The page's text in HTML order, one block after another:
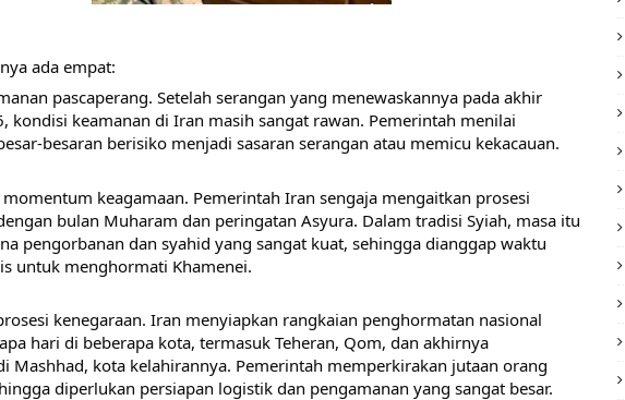
ada empat:
pascaperang. Setelah serangan yang menewaskannya pada akhir
kondisi keamanan di Iran masih sangat rawan. Pemerintah menilai
besaran berisiko menjadi sasaran serangan atau memicu kekacauan.
keagamaan. Pemerintah Iran sengaja mengaitkan prosesi
bulan Muharam dan peringatan Asyura. Dalam tradisi Syiah, masa itu
pengorbanan dan syahid yang sangat kuat, sehingga dianggap waktu
untuk menghormati Khamenei.
kenegaraan. Iran menyiapkan rangkaian penghormatan nasional
hari di beberapa kota, termasuk Teheran, Qom, dan akhirnya
Mashhad, kota kelahirannya. Pemerintah memperkirakan jutaan orang
diperlukan persiapan logistik dan pengamanan yang sangat besar.